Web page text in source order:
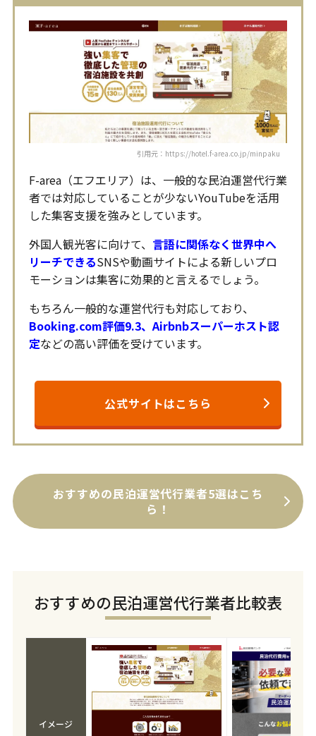
引用元：https://hotel.f-area.co.jp/minpaku
F-area（エフエリア）は、一般的な民泊運営代行業
者では対応していることが少ないYouTubeを活用
した集客支援を強みとしています。
外国人観光客に向けて、 言語に関係なく世界中へ
リーチできるSNSや動画サイトによる新しいプロ
モーションは集客に効果的と言えるでしょう。
もちろん一般的な運営代行も対応しており、
Booking.com評価9.3、Airbnbスーパーホスト認
定などの高い評価を受けています。
公式サイトはこちら
おすすめの民泊運営代行業者5選はこち
ら！
おすすめの民泊運営代行業者比較表
イメージ